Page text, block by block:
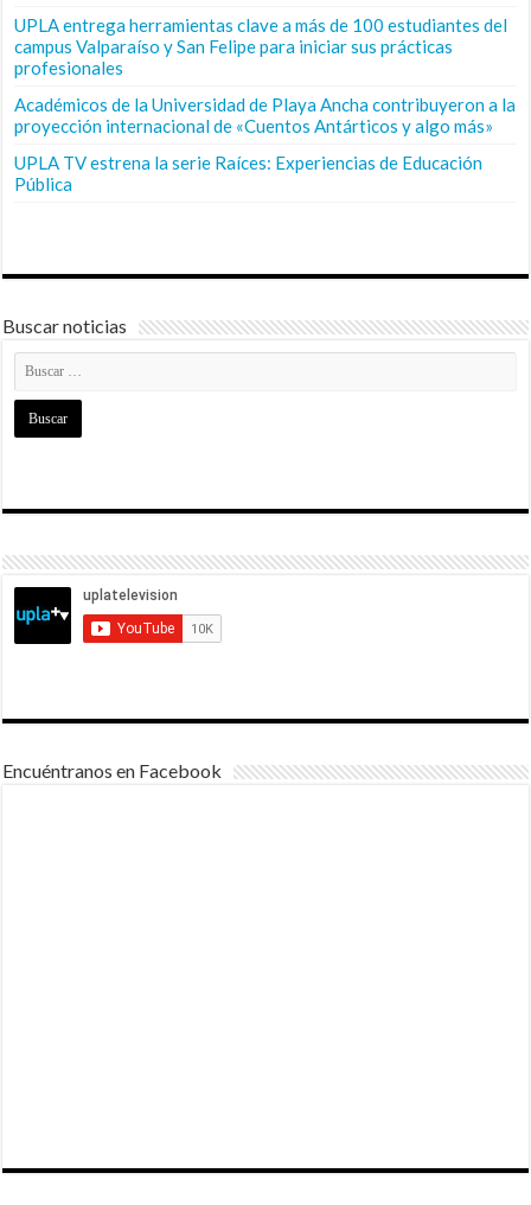
UPLA entrega herramientas clave a más de 100 estudiantes del
campus Valparaíso y San Felipe para iniciar sus prácticas
profesionales
Académicos de la Universidad de Playa Ancha contribuyeron a la
proyección internacional de «Cuentos Antárticos y algo más»
UPLA TV estrena la serie Raíces: Experiencias de Educación
Pública
Buscar noticias
Encuéntranos en Facebook